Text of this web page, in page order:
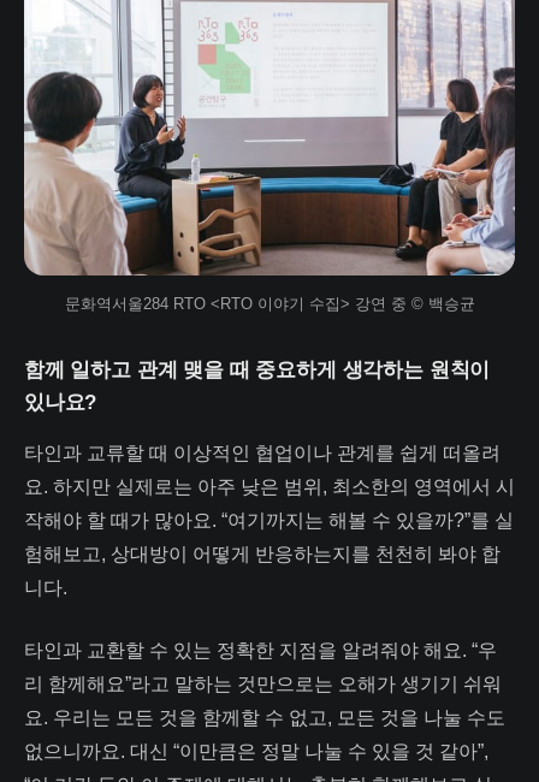
문화역서울284 RTO <RTO 이야기 수집> 강연 중 © 백승균
함께 일하고 관계 맺을 때 중요하게 생각하는 원칙이
있나요?
타인과 교류할 때 이상적인 협업이나 관계를 쉽게 떠올려
요. 하지만 실제로는 아주 낮은 범위, 최소한의 영역에서 시
작해야 할 때가 많아요. “여기까지는 해볼 수 있을까?”를 실
험해보고, 상대방이 어떻게 반응하는지를 천천히 봐야 합
니다.
타인과 교환할 수 있는 정확한 지점을 알려줘야 해요. “우
리 함께해요”라고 말하는 것만으로는 오해가 생기기 쉬워
요. 우리는 모든 것을 함께할 수 없고, 모든 것을 나눌 수도
없으니까요. 대신 “이만큼은 정말 나눌 수 있을 것 같아”,